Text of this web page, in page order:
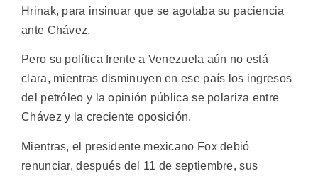
Hrinak, para insinuar que se agotaba su paciencia
ante Chávez.
Pero su política frente a Venezuela aún no está
clara, mientras disminuyen en ese país los ingresos
del petróleo y la opinión pública se polariza entre
Chávez y la creciente oposición.
Mientras, el presidente mexicano Fox debió
renunciar, después del 11 de septiembre, sus